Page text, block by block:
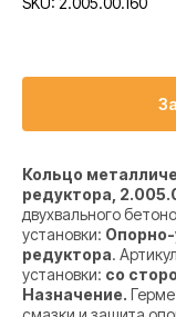
Кольцо
редуктора,
двухвального
установки:
редуктора.
установки: со
Назначение.